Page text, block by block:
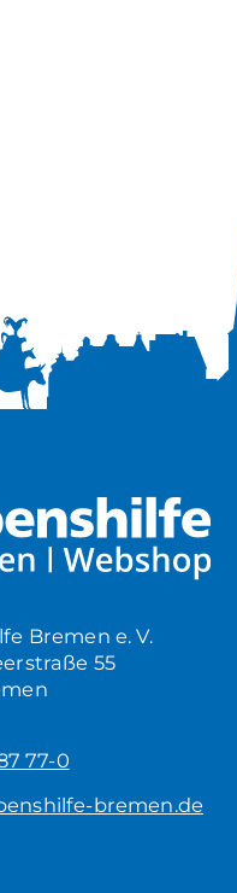
Bremen e. V.
55
77-0
bremen.de